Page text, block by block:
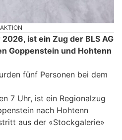
ist ein Zug der BLS AG
Goppenstein und Hohtenn
fünf Personen bei dem
7 Uhr, ist ein Regionalzug
nach Hohtenn
aus der «Stockgalerie»